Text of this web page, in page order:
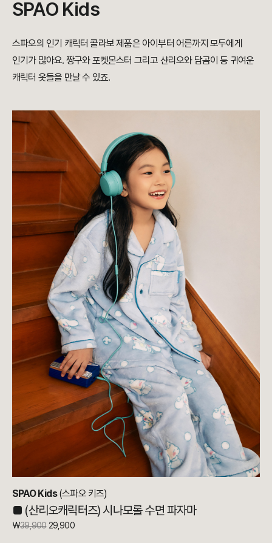
SPAO Kids
스파오의 인기 캐릭터 콜라보 제품은아이부터 어른까지 모두에게
인기가 많아요. ​짱구와 포켓몬스터 그리고 샨리오와 담곰이 등 귀여운
캐릭터 옷들을 만날 수 있죠.
SPAO Kids(스파오 키즈)
■ (산리오캐릭터즈) 시나모롤 수면 파자마
₩39,90029,900